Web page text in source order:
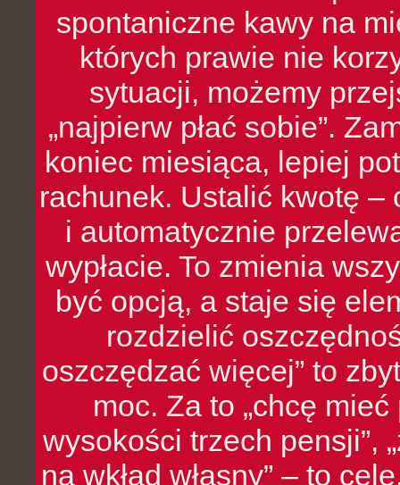
spontaniczne kawy na
których prawie nie
sytuacji, możemy
„najpierw płać sobie”.
koniec miesiąca, lepiej
rachunek. Ustalić kwotę
i automatycznie
wypłacie. To zmienia
być opcją, a staje się
rozdzielić
oszczędzać więcej” to
moc. Za to „chcę
wysokości trzech pensji”,
na wkład własny” – to